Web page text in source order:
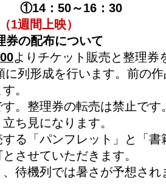
①14：50～16：30
1週間上映）
券の配布について
よりチケット販売と整理券
に列形成を行います。前の
。
す。整理券の転売は禁止です
ち見になります。
する「パンフレット」と「
させていただきます。
、待機列では暑さが予想さ